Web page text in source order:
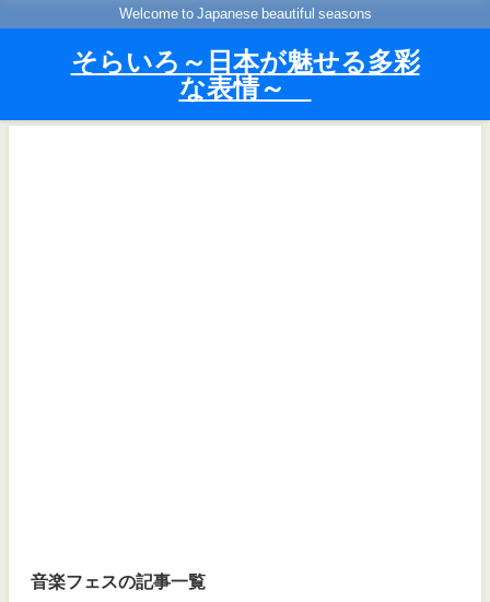
Welcome to Japanese beautiful seasons
そらいろ～日本が魅せる多彩
な表情～
音楽フェスの記事一覧